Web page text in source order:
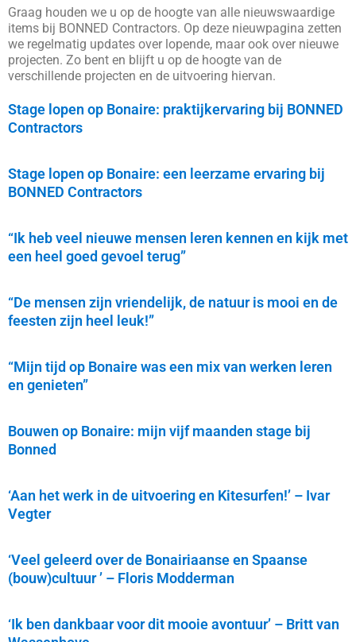
Graag houden we u op de hoogte van alle nieuwswaardige
items bij BONNED Contractors. Op deze nieuwpagina zetten
we regelmatig updates over lopende, maar ook over nieuwe
projecten. Zo bent en blijft u op de hoogte van de
verschillende projecten en de uitvoering hiervan.
Stage lopen op Bonaire: praktijkervaring bij BONNED
Contractors
Stage lopen op Bonaire: een leerzame ervaring bij
BONNED Contractors
“Ik heb veel nieuwe mensen leren kennen en kijk met
een heel goed gevoel terug”
“De mensen zijn vriendelijk, de natuur is mooi en de
feesten zijn heel leuk!”
“Mijn tijd op Bonaire was een mix van werken leren
en genieten”
Bouwen op Bonaire: mijn vijf maanden stage bij
Bonned
‘Aan het werk in de uitvoering en Kitesurfen!’ – Ivar
Vegter
‘Veel geleerd over de Bonairiaanse en Spaanse
(bouw)cultuur ’ – Floris Modderman
‘Ik ben dankbaar voor dit mooie avontuur’ – Britt van